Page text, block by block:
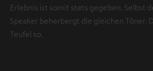
Erlebnis ist somit stets gegeben. Selbst
Speaker beherbergt die gleichen Töner.
Teufel so.